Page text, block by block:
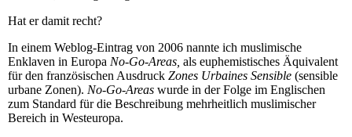
Hat er damit recht?
In einem Weblog-Eintrag von 2006 nannte ich muslimische
Enklaven in Europa No-Go-Areas, als euphemistisches Äquivalent
für den französischen Ausdruck Zones Urbaines Sensible (sensible
urbane Zonen). No-Go-Areas wurde in der Folge im Englischen
zum Standard für die Beschreibung mehrheitlich muslimischer
Bereich in Westeuropa.